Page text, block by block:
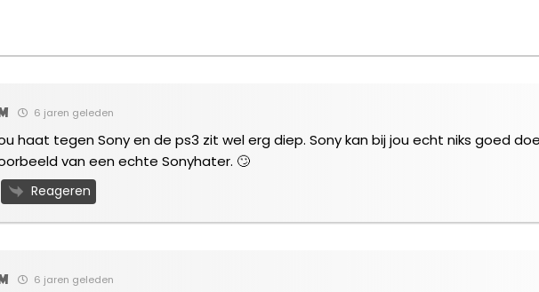
6 jaren geleden
haat tegen Sony en de ps3 zit wel erg diep. Sony kan bij jou echt niks goed
van een echte Sonyhater. 🙄
Reageren
6 jaren geleden